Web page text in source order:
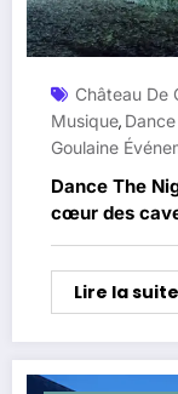
Château De
Musique,
Goulaine
Dance The
cœur des
Goulaine
Lire la suite